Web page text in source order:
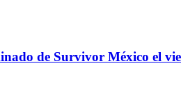
de Survivor México el